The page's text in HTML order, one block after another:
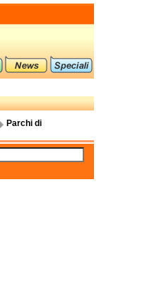
Parchi di